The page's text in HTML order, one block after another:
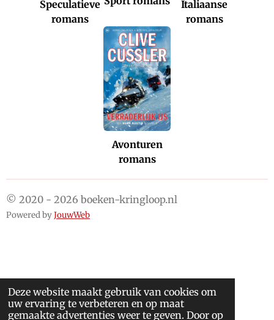
Deze website maakt gebruik van cookies om
uw ervaring te verbeteren en op maat
gemaakte advertenties weer te geven. Door op
Speculatieve
romans
Italiaanse
romans
Avonturen
romans
© 2020 - 2026 boeken-kringloop.nl
Powered byJouwWeb